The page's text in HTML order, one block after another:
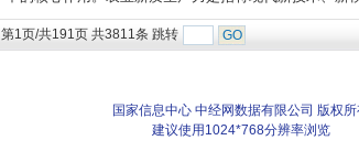
第1页/共191页 共3811条 跳转
国家信息中心 中经网数据有限公司 版权
建议使用1024*768分辨率浏览